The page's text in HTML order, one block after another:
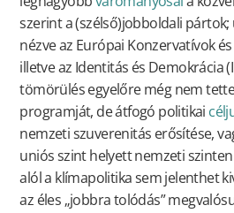
szerint a (szélső)jobboldali
nézve az Európai Konzervatívok és
illetve az Identitás és Demokrácia
tömörülés egyelőre még nem
programját, de átfogó politikai
nemzeti szuverenitás erősítése,
uniós szint helyett nemzeti
alól a klímapolitika sem jelenthet
az éles „jobbra tolódás”